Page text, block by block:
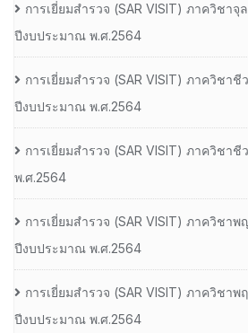
การเยี่ยมสํารวจ (SAR VISIT) ภาควิชาจุ
ปีงบประมาณ พ.ศ.2564
การเยี่ยมสํารวจ (SAR VISIT) ภาควิชาชี
ปีงบประมาณ พ.ศ.2564
การเยี่ยมสํารวจ (SAR VISIT) ภาควิชา
พ.ศ.2564
การเยี่ยมสํารวจ (SAR VISIT) ภาควิชา
ปีงบประมาณ พ.ศ.2564
การเยี่ยมสํารวจ (SAR VISIT) ภาควิชาพ
ปีงบประมาณ พ.ศ.2564